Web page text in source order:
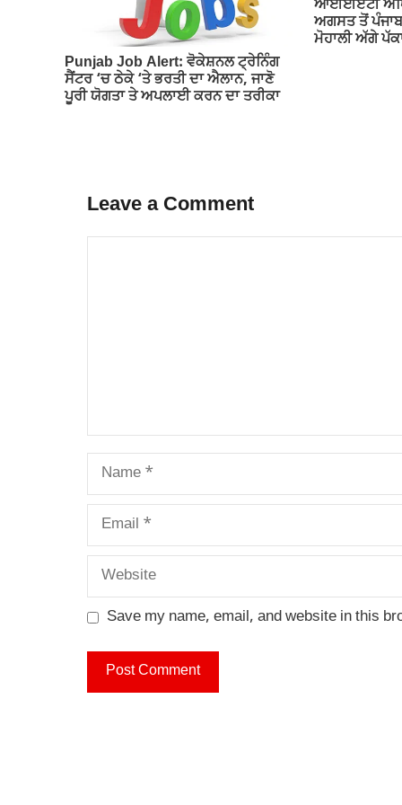
Punjab Job Alert: ਵੋਕੇਸ਼ਨਲ ਟ੍ਰੇਨਿੰਗ
ਸੈਂਟਰ ‘ਚ ਠੇਕੇ ‘ਤੇ ਭਰਤੀ ਦਾ ਐਲਾਨ, ਜਾਣੋ
ਪੂਰੀ ਯੋਗਤਾ ਤੇ ਅਪਲਾਈ ਕਰਨ ਦਾ ਤਰੀਕਾ
ਆਈਈਏਟੀ
ਅਗਸਤ ਤੋਂ
ਮੋਹਾਲੀ ਅੱਗੇ
Leave a Comment
Name
Email
Website
Save my name, email, and website in this